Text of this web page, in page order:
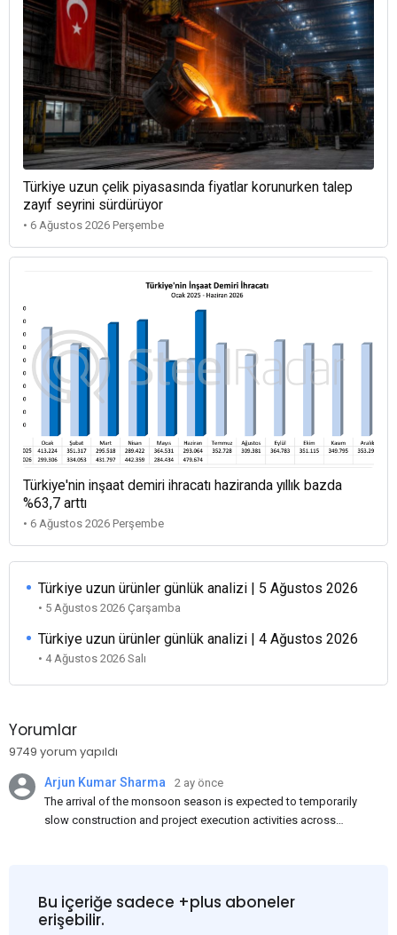
Türkiye uzun çelik piyasasında fiyatlar korunurken talep
zayıf seyrini sürdürüyor
• 6 Ağustos 2026 Perşembe
Türkiye'nin inşaat demiri ihracatı haziranda yıllık bazda
%63,7 arttı
• 6 Ağustos 2026 Perşembe
Türkiye uzun ürünler günlük analizi | 5 Ağustos 2026
• 5 Ağustos 2026 Çarşamba
Türkiye uzun ürünler günlük analizi | 4 Ağustos 2026
• 4 Ağustos 2026 Salı
Yorumlar
9749 yorum yapıldı
Arjun Kumar Sharma
2 ay önce
The arrival of the monsoon season is expected to temporarily
slow construction and project execution activities across
and rural construction projects is expected to provide support
to the market despite seasonal disruptions caused by heavy
rainfall.
Bu içeriğe sadece +plus aboneler
erişebilir.